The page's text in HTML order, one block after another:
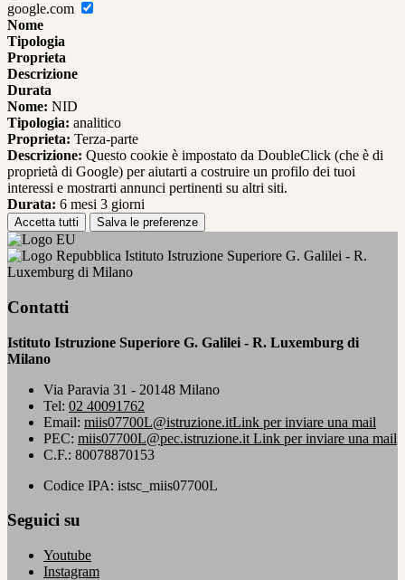
google.com
Nome
Tipologia
Proprieta
Descrizione
Durata
Nome: NID
Tipologia: analitico
Proprieta: Terza-parte
Descrizione: Questo cookie è impostato da DoubleClick (che è di
proprietà di Google) per aiutarti a costruire un profilo dei tuoi
interessi e mostrarti annunci pertinenti su altri siti.
Durata: 6 mesi 3 giorni
Accetta tutti Salva le preferenze
Istituto Istruzione Superiore G. Galilei - R.
Luxemburg di Milano
Contatti
Istituto Istruzione Superiore G. Galilei - R. Luxemburg di
Milano
Via Paravia 31 - 20148 Milano
Tel: 02 40091762
Email: miis07700L@istruzione.itLink per inviare una mail
PEC: miis07700L@pec.istruzione.it Link per inviare una mail
C.F.: 80078870153
Codice IPA: istsc_miis07700L
Seguici su
Youtube
Instagram